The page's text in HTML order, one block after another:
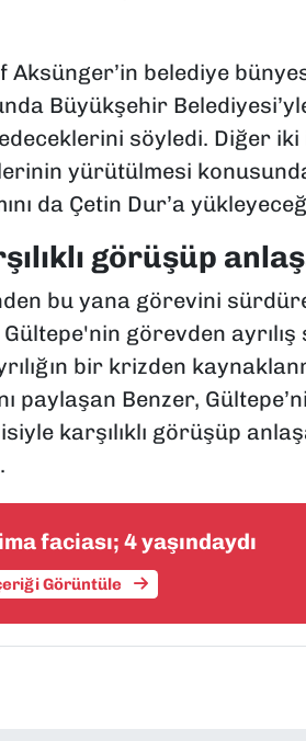
Aksünger’in belediye
Büyükşehir
söyledi. Diğer
yürütülmesi
da Çetin Dur’a
görüşüp
bu yana görevini
Gültepe'nin görevden
bir krizden
paylaşan Benzer,
karşılıklı görüşüp
faciası; 4 yaşındaydı
Görüntüle